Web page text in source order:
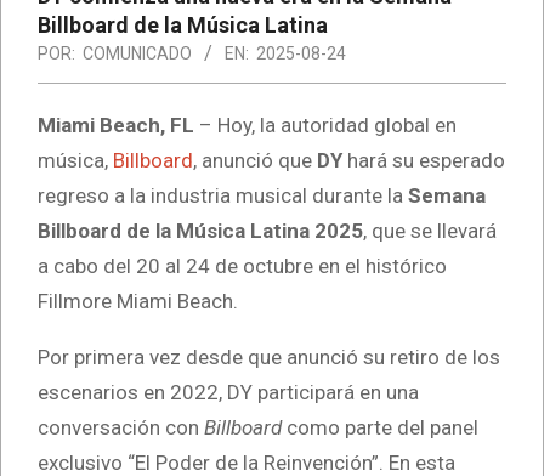
Billboard de la Música Latina
POR: COMUNICADO EN: 2025-08-24
Miami Beach, FL – Hoy, la autoridad global en
música, Billboard, anunció que DY hará su esperado
regreso a la industria musical durante la Semana
Billboard de la Música Latina 2025, que se llevará
a cabo del 20 al 24 de octubre en el histórico
Fillmore Miami Beach.
Por primera vez desde que anunció su retiro de los
escenarios en 2022, DY participará en una
conversación con Billboardcomo parte del panel
exclusivo “El Poder de la Reinvención”. En esta